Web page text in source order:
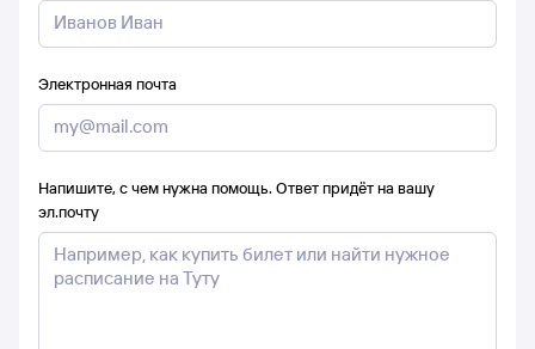
Электронная почта
Напишите, с чем нужна помощь. Ответ придёт на вашу
эл.почту